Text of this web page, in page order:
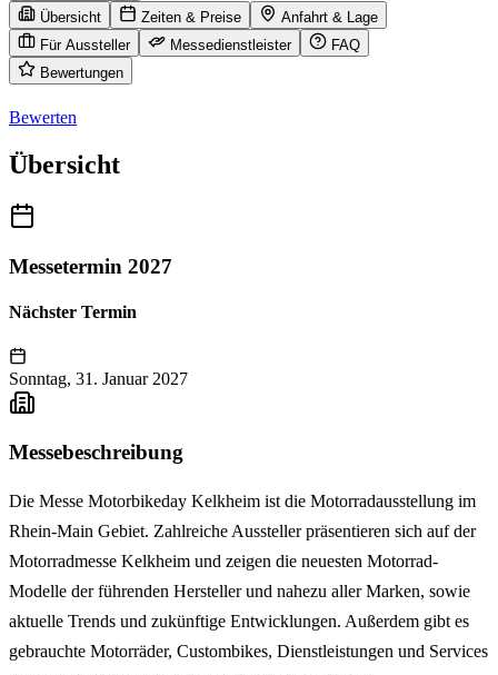
Übersicht Zeiten & Preise
Anfahrt & Lage
Für Aussteller
Messedienstleister
FAQ
Bewertungen
Bewerten
Übersicht
Messetermin 2027
Nächster Termin
Sonntag, 31. Januar 2027
Messebeschreibung
Die Messe Motorbikeday Kelkheim ist die Motorradausstellung im
Rhein-Main Gebiet. Zahlreiche Aussteller präsentieren sich auf der
Motorradmesse Kelkheim und zeigen die neuesten Motorrad-
Modelle der führenden Hersteller und nahezu aller Marken, sowie
aktuelle Trends und zukünftige Entwicklungen. Außerdem gibt es
gebrauchte Motorräder, Custombikes, Dienstleistungen und Services